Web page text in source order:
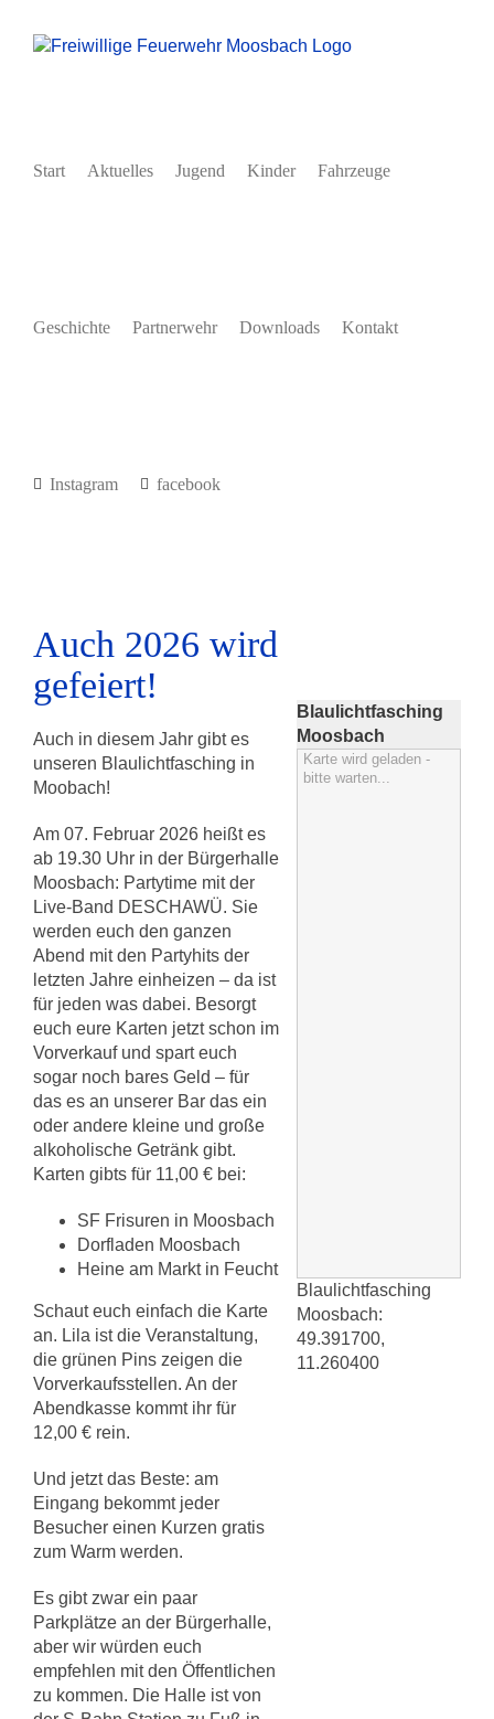
Inhalt
Start Aktuelles Jugend Kinder Fahrzeuge
Geschichte Partnerwehr Downloads Kontakt
Instagram facebook
Auch 2026 wird
gefeiert!
Auch in diesem Jahr gibt es
unseren Blaulichtfasching in
Moobach!
Am 07. Februar 2026 heißt es
ab 19.30 Uhr in der Bürgerhalle
Moosbach: Partytime mit der
Live-Band DESCHAWÜ. Sie
werden euch den ganzen
Abend mit den Partyhits der
letzten Jahre einheizen – da ist
für jeden was dabei. Besorgt
euch eure Karten jetzt schon im
Vorverkauf und spart euch
sogar noch bares Geld – für
das es an unserer Bar das ein
oder andere kleine und große
alkoholische Getränk gibt.
Karten gibts für 11,00 € bei:
SF Frisuren in Moosbach
Dorfladen Moosbach
Heine am Markt in Feucht
Schaut euch einfach die Karte
an. Lila ist die Veranstaltung,
die grünen Pins zeigen die
Vorverkaufsstellen. An der
Abendkasse kommt ihr für
12,00 € rein.
Und jetzt das Beste: am
Eingang bekommt jeder
Besucher einen Kurzen gratis
zum Warm werden.
Es gibt zwar ein paar
Parkplätze an der Bürgerhalle,
aber wir würden euch
empfehlen mit den Öffentlichen
zu kommen. Die Halle ist von
Blaulichtfasching
Moosbach
Karte wird geladen -
bitte warten...
Blaulichtfasching
Moosbach:
49.391700,
11.260400